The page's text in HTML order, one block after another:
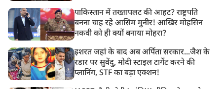
पाकिस्तान में तख्तापलट की आहट? राष्ट्रपति
बनना चाह रहे आसिम मुनीर! आखिर मोहसिन
नकवी को ही क्यों बनाया मोहरा?
इशरत जहां के बाद अब अर्पिता सरकार...जैश के
रडार पर सुवेंदु, मोदी स्टाइल टार्गेट करने की
प्लानिंग, STF का बड़ा एक्शन!